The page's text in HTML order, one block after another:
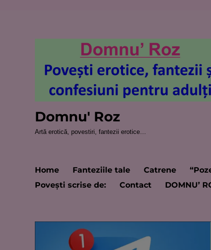
Domnu' Roz
Artă erotică, povestiri, fantezii erotice…
Home Fanteziile tale Catrene
Poveşti scrise de:
Contact DOMNU’